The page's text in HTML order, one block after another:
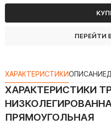
ПЕРЕЙТИ
ХАРАКТЕРИСТИКИОПИСАНИЕ
ХАРАКТЕРИСТИКИ
ПРЯМОУГОЛЬНАЯ